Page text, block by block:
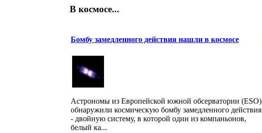
В космосе...
Бомбу замедленного действия нашли в космосе
Астрономы из Европейской южной обсерватории (ESO)
обнаружили космическую бомбу замедленного действия
- двойную систему, в которой один из компаньонов,
белый ка...